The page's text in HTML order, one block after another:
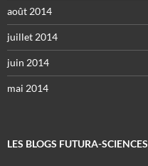
août 2014
juillet 2014
juin 2014
mai 2014
LES BLOGS FUTURA-SCIENCES